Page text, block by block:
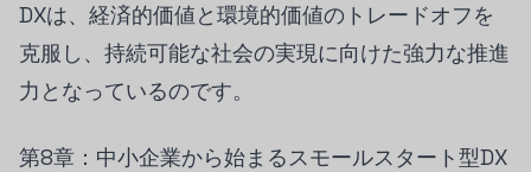
DXは、経済的価値と環境的価値のトレードオフを
克服し、持続可能な社会の実現に向けた強力な推進
力となっているのです。
第8章：中小企業から始まるスモールスタート型DX